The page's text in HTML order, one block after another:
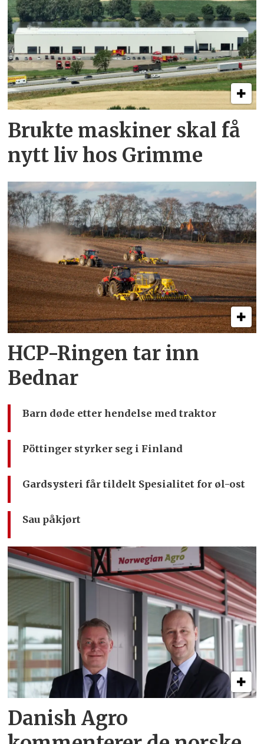
Brukte maskiner skal få
nytt liv hos Grimme
HCP-Ringen tar inn
Bednar
Barn døde etter hendelse med traktor
Pöttinger styrker seg i Finland
Gardsysteri får tildelt Spesialitet for øl-ost
Sau påkjørt
Danish Agro